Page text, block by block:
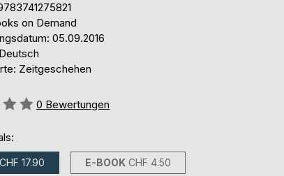
on Demand
05.09.2016
Zeitgeschehen
0 Bewertungen
CHF 17.90 E-BOOK CHF 4.50